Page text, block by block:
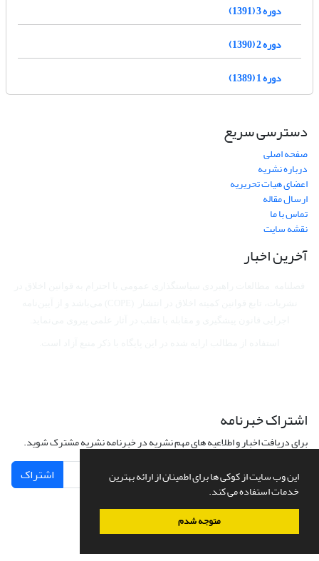
این وب سایت از کوکی ها برای اطمینان از ارائه بهترین
خدمات استفاده می کند.
متوجه شدم
دوره 3 (1391)
دوره 2 (1390)
دوره 1 (1389)
دسترسی سریع
صفحه اصلی
درباره نشریه
اعضای هیات تحریریه
ارسال مقاله
تماس با ما
نقشه سایت
آخرین اخبار
اشتراک خبرنامه
برای دریافت اخبار و اطلاعیه های مهم نشریه در خبرنامه نشریه مشترک شوید.
اشتراک
سامانه مدیریت نشریات علمی.طراحی و پیاده سازی ازسیناوب